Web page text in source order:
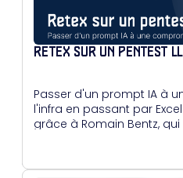
RETEX SUR UN PENTEST
Passer d'un prompt IA à
l'infra en passant par
grâce à Romain Bentz,